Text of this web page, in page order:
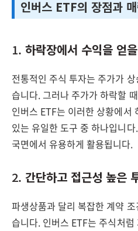
인버스 ETF의 장점과
1.하락장에서 수익을 얻
전통적인 주식 투자는 주가가
습니다. 그러나 주가가 하락할
인버스 ETF는 이러한 상황에서
있는 유일한 도구 중 하나입니
국면에서 유용하게 활용됩니다.
2. 간단하고 접근성 높은
파생상품과 달리 복잡한 계약
습니다. 인버스 ETF는 주식처